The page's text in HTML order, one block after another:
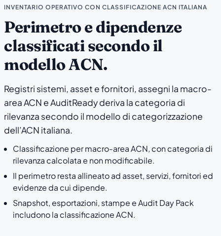
INVENTARIO OPERATIVO CON CLASSIFICAZIONE ACN ITALIANA
Perimetro e dipendenze
classificati secondo il
modello ACN.
Registri sistemi, asset e fornitori, assegni la macro-
area ACN e AuditReady deriva la categoria di
rilevanza secondo il modello di categorizzazione
dell’ACN italiana.
Classificazione per macro-area ACN, con categoria di
rilevanza calcolata e non modificabile.
Il perimetro resta allineato ad asset, servizi, fornitori ed
evidenze da cui dipende.
Snapshot, esportazioni, stampe e Audit Day Pack
includono la classificazione ACN.